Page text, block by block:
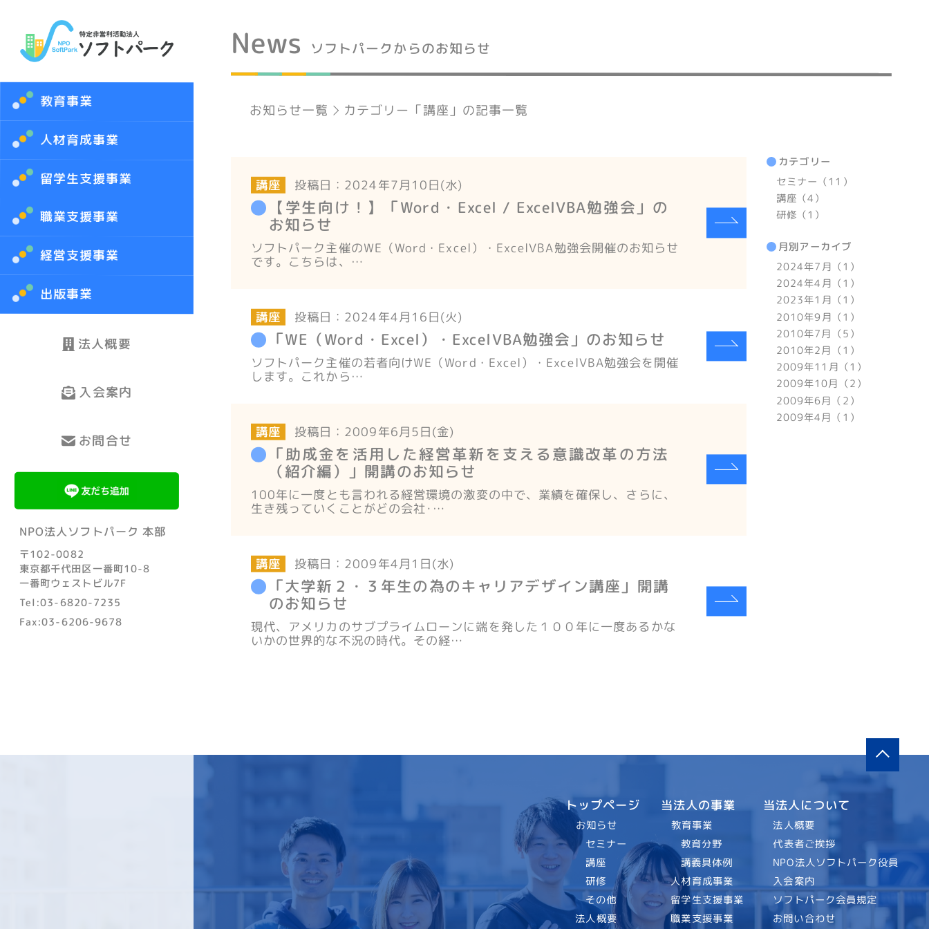
教育事業
人材育成事業
留学生支援事業
職業支援事業
経営支援事業
出版事業
法人概要
入会案内
お問合せ
NPO法人ソフトパーク 本部
〒102-0082
東京都千代田区一番町10-8
一番町ウェストビル7F
Tel:03-6820-7235
Fax:03-6206-9678
News ソフトパークからのお知らせ
お知らせ一覧 カテゴリー「講座」の記事一覧
講座 投稿日：2024年7月10日(水)
【学生向け！】「Word・Excel / ExcelVBA勉強会」の
お知らせ
ソフトパーク主催のWE（Word・Excel）・ExcelVBA勉強会開催のお知らせ
です。こちらは、…
講座 投稿日：2024年4月16日(火)
「WE（Word・Excel）・ExcelVBA勉強会」のお知らせ
ソフトパーク主催の若者向けWE（Word・Excel）・ExcelVBA勉強会を開催
します。これから…
講座 投稿日：2009年6月5日(金)
「助成金を活用した経営革新を支える意識改革の方法
（紹介編）」開講のお知らせ
100年に一度とも言われる経営環境の激変の中で、業績を確保し、さらに、
生き残っていくことがどの会社･…
講座 投稿日：2009年4月1日(水)
「大学新２・３年生の為のキャリアデザイン講座」開講
のお知らせ
現代、アメリカのサブプライムローンに端を発した１００年に一度あるかな
いかの世界的な不況の時代。その経…
カテゴリー
セミナー（11）
講座（4）
研修（1）
月別アーカイブ
2024年7月（1）
2024年4月（1）
2023年1月（1）
2010年9月（1）
2010年7月（5）
2010年2月（1）
2009年11月（1）
2009年10月（2）
2009年6月（2）
2009年4月（1）
トップページ
お知らせ
セミナー
講座
研修
その他
法人概要
当法人の事業
教育事業
教育分野
講義具体例
人材育成事業
留学生支援事業
職業支援事業
当法人について
法人概要
代表者ご挨拶
NPO法人ソフトパーク役員
入会案内
ソフトパーク会員規定
お問い合わせ